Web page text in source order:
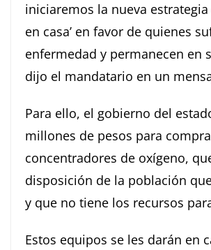
iniciaremos la nueva estrategia
en casa’ en favor de quienes
enfermedad y permanecen en
dijo el mandatario en un
Para ello, el gobierno del
millones de pesos para
concentradores de oxígeno,
disposición de la población
y que no tiene los recursos
Estos equipos se les darán en